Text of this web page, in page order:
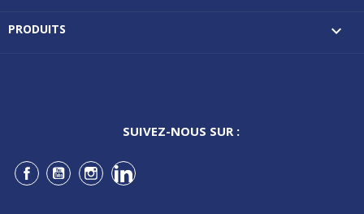
PRODUITS 
SUIVEZ-NOUS SUR :
Facebook
YouTubeInstagramLinkedIn